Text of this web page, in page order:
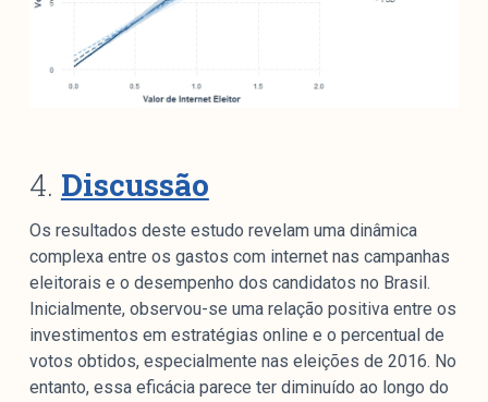
4. Discussão
Os resultados deste estudo revelam uma dinâmica
complexa entre os gastos com internet nas campanhas
eleitorais e o desempenho dos candidatos no Brasil.
Inicialmente, observou-se uma relação positiva entre os
investimentos em estratégias online e o percentual de
votos obtidos, especialmente nas eleições de 2016. No
entanto, essa eficácia parece ter diminuído ao longo do